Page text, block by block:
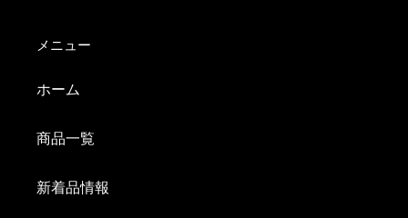
メニュー
ホーム
商品一覧
新着品情報